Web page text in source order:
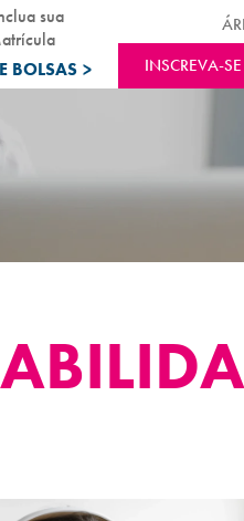
BOLSAS >
sua
INSCREVA-SE